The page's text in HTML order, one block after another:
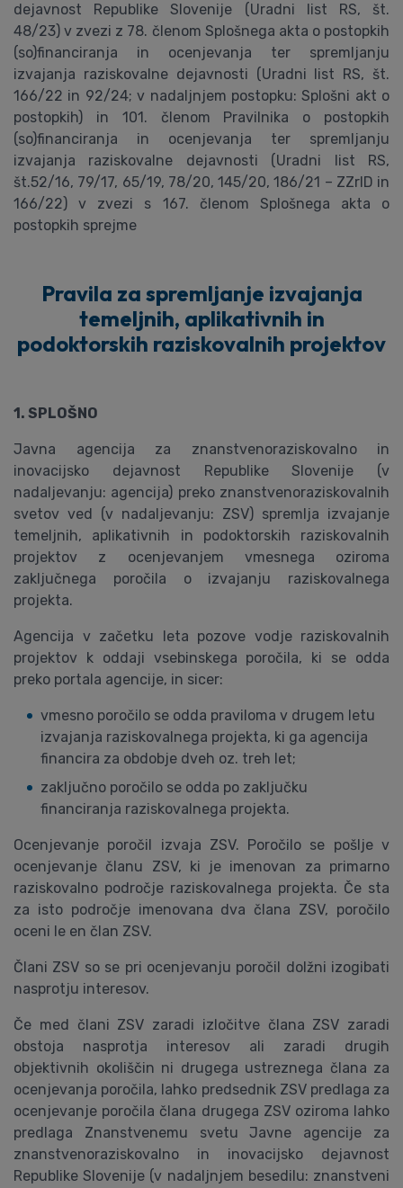
dejavnost Republike Slovenije (Uradni list RS, št.
48/23) v zvezi z 78. členom Splošnega akta o postopkih
(so)financiranja in ocenjevanja ter spremljanju
izvajanja raziskovalne dejavnosti (Uradni list RS, št.
166/22 in 92/24; v nadaljnjem postopku: Splošni akt o
postopkih) in 101. členom Pravilnika o postopkih
(so)financiranja in ocenjevanja ter spremljanju
izvajanja raziskovalne dejavnosti (Uradni list RS,
št.52/16, 79/17, 65/19, 78/20, 145/20, 186/21 – ZZrID in
166/22) v zvezi s 167. členom Splošnega akta o
postopkih sprejme
Pravila za spremljanje izvajanja
temeljnih, aplikativnih in
podoktorskih raziskovalnih projektov
1. SPLOŠNO
Javna agencija za znanstvenoraziskovalno in
inovacijsko dejavnost Republike Slovenije (v
nadaljevanju: agencija) preko znanstvenoraziskovalnih
svetov ved (v nadaljevanju: ZSV) spremlja izvajanje
temeljnih, aplikativnih in podoktorskih raziskovalnih
projektov z ocenjevanjem vmesnega oziroma
zaključnega poročila o izvajanju raziskovalnega
projekta.
Agencija v začetku leta pozove vodje raziskovalnih
projektov k oddaji vsebinskega poročila, ki se odda
preko portala agencije, in sicer:
vmesno poročilo se odda praviloma v drugem letu
izvajanja raziskovalnega projekta, ki ga agencija
financira za obdobje dveh oz. treh let;
zaključno poročilo se odda po zaključku
financiranja raziskovalnega projekta.
Ocenjevanje poročil izvaja ZSV. Poročilo se pošlje v
ocenjevanje članu ZSV, ki je imenovan za primarno
raziskovalno področje raziskovalnega projekta. Če sta
za isto področje imenovana dva člana ZSV, poročilo
oceni le en član ZSV.
Člani ZSV so se pri ocenjevanju poročil dolžni izogibati
nasprotju interesov.
Če med člani ZSV zaradi izločitve člana ZSV zaradi
obstoja nasprotja interesov ali zaradi drugih
objektivnih okoliščin ni drugega ustreznega člana za
ocenjevanja poročila, lahko predsednik ZSV predlaga za
ocenjevanje poročila člana drugega ZSV oziroma lahko
predlaga Znanstvenemu svetu Javne agencije za
znanstvenoraziskovalno in inovacijsko dejavnost
Republike Slovenije (v nadaljnjem besedilu: znanstveni